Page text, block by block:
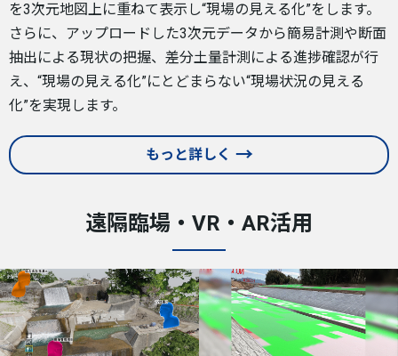
を3次元地図上に重ねて表示し“現場の見える化”をします。
さらに、アップロードした3次元データから簡易計測や断面
抽出による現状の把握、差分土量計測による進捗確認が行
え、“現場の見える化”にとどまらない“現場状況の見える
化”を実現します。
もっと詳しく
遠隔臨場・VR・AR活用